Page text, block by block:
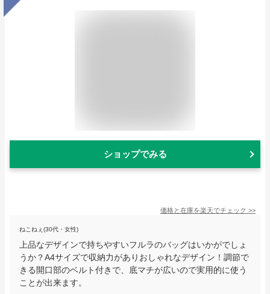
ショップでみる
価格と在庫を楽天でチェック >>
ねこねぇ(30代・女性)
上品なデザインで持ちやすいフルラのバッグはいかがでしょ
うか？A4サイズで収納力がありおしゃれなデザイン！調節で
きる開口部のベルト付きで、底マチが広いので実用的に使う
ことが出来ます。